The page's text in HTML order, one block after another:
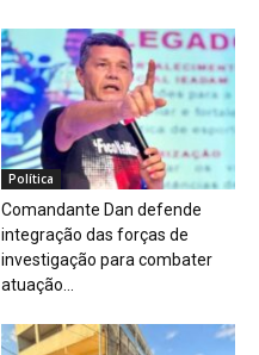
Política
Comandante Dan defende
integração das forças de
investigação para combater
atuação...